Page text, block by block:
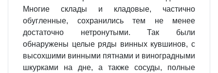
Многие склады и кладовые, частично
обугленные, сохранились тем не менее
достаточно нетронутыми. Так были
обнаружены целые ряды винных кувшинов, с
высохшими винными пятнами и виноградными
шкурками на дне, а также сосуды, полные